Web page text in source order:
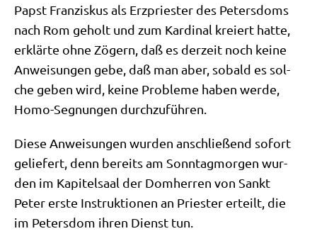
Papst Fran­zis­kus als Erz­prie­ster des Peters­doms
nach Rom geholt und zum Kar­di­nal kre­iert hat­te,
erklär­te ohne Zögern, daß es der­zeit noch kei­ne
Anwei­sun­gen gebe, daß man aber, sobald es sol­
che geben wird, kei­ne Pro­ble­me haben wer­de,
Homo-Seg­nun­gen durchzuführen.
Die­se Anwei­sun­gen wur­den anschlie­ßend sofort
gelie­fert, denn bereits am Sonn­tag­mor­gen wur­
den im Kapi­tel­saal der Dom­her­ren von Sankt
Peter erste Instruk­tio­nen an Prie­ster erteilt, die
im Peters­dom ihren Dienst tun.